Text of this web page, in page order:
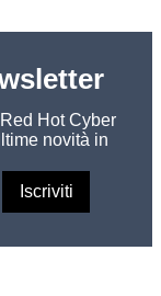
Hot Cyber
novità in